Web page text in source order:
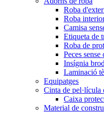
Roba
Roba
Camisa
Etiqueta de
Roba de
Peces sense
Insígnia
Laminació
Equipatges
Cinta de pel·lícula
Caixa
Material de